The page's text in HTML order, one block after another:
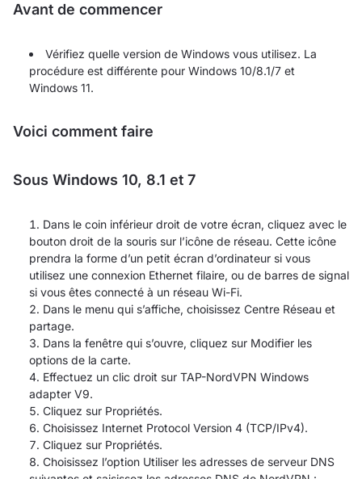
Avant de commencer
Vérifiez quelle version de Windows vous utilisez. La
procédure est différente pour Windows 10/8.1/7 et
Windows 11.
Voici comment faire
Sous Windows 10, 8.1 et 7
Dans le coin inférieur droit de votre écran, cliquez avec le
bouton droit de la souris sur l’icône de réseau. Cette icône
prendra la forme d’un petit écran d’ordinateur si vous
utilisez une connexion Ethernet filaire, ou de barres de signal
si vous êtes connecté à un réseau Wi-Fi.
Dans le menu qui s’affiche, choisissez Centre Réseau et
partage.
Dans la fenêtre qui s’ouvre, cliquez sur Modifier les
options de la carte.
Effectuez un clic droit sur TAP-NordVPN Windows
adapter V9.
Cliquez sur Propriétés.
Choisissez Internet Protocol Version 4 (TCP/IPv4).
Cliquez sur Propriétés.
Choisissez l’option Utiliser les adresses de serveur DNS